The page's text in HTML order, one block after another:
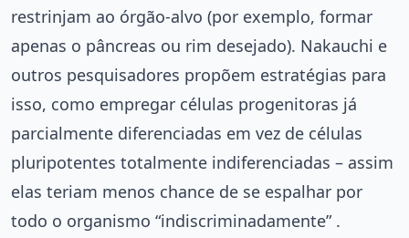
restrinjam ao órgão-alvo (por exemplo, formar
apenas o pâncreas ou rim desejado). Nakauchi e
outros pesquisadores propõem estratégias para
isso, como empregar células progenitoras já
parcialmente diferenciadas em vez de células
pluripotentes totalmente indiferenciadas – assim
elas teriam menos chance de se espalhar por
todo o organismo “indiscriminadamente” .